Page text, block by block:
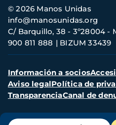
Información
de
contacto
© 2026 Manos Unidas
C/ Barquillo, 38 - 3º28004 -
900 811 888
BIZUM 33439
info@manosunidas.org
Menú
secundario
Información a socios
Aviso legalPolítica de
TransparenciaCanal de